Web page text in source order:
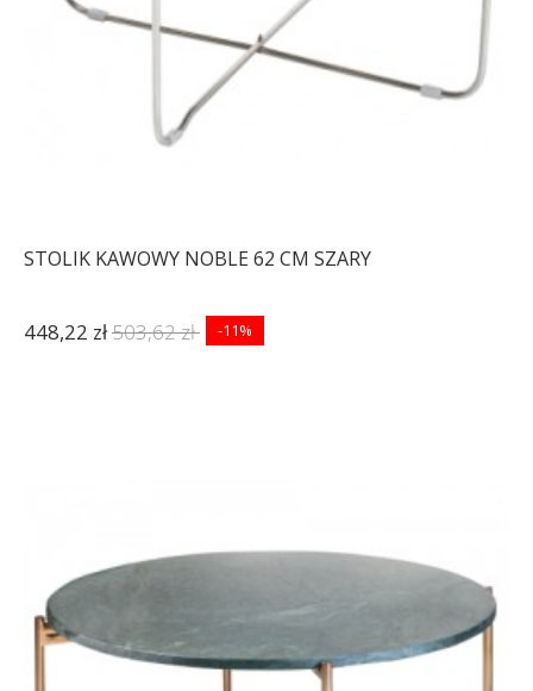
STOLIK KAWOWY NOBLE 62 CM SZARY
448,22 zł503,62 zł -11%